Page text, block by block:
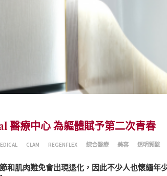
醫療中心 為軀體賦予第二次青春
CLAM REGENFLEX 綜合醫療 美容 透明質酸
和肌肉難免會出現退化，因此不少人也懷緬年